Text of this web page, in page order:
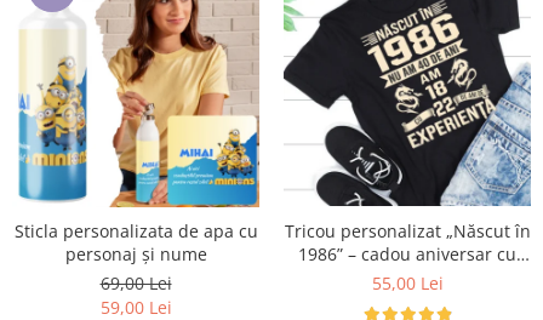
Sticla personalizata de apa cu
personaj și nume
69,00 Lei
59,00 Lei
Tricou personalizat „Născut în
1986” – cadou aniversar cu
mesaj amuzant
55,00 Lei